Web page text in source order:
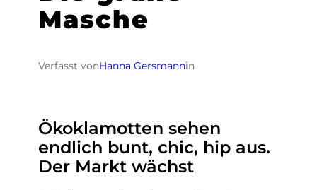
Masche
Verfasst vonHanna Gersmannin
Ökoklamotten sehen
endlich bunt, chic, hip aus.
Der Markt wächst